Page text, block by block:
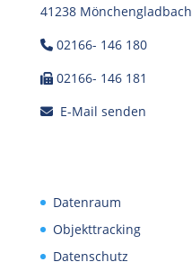
41238 Mönchengladbach
02166- 146 180
02166- 146 181
E-Mail senden
Datenraum
Objekttracking
Datenschutz